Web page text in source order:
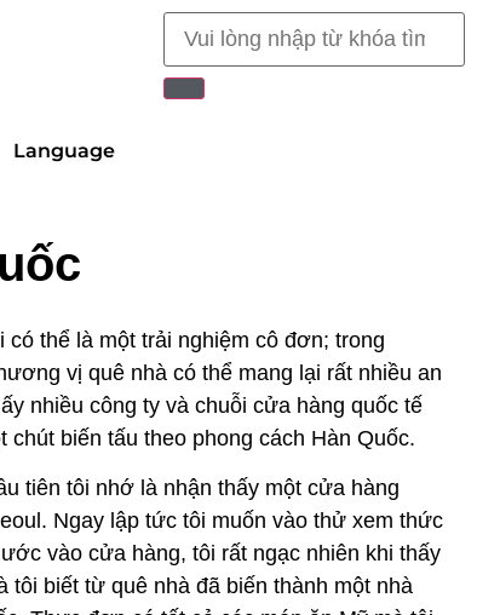
Language
thể là một trải nghiệm cô đơn; trong
vị quê nhà có thể mang lại rất nhiều an
nhiều công ty và chuỗi cửa hàng quốc tế
biến tấu theo phong cách Hàn Quốc.
tiên tôi nhớ là nhận thấy một cửa hàng
Ngay lập tức tôi muốn vào thử xem thức
vào cửa hàng, tôi rất ngạc nhiên khi thấy
tôi biết từ quê nhà đã biến thành một nhà